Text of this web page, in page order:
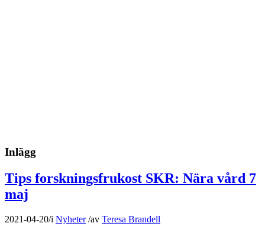
Inlägg
Tips forskningsfrukost SKR: Nära vård 7
maj
2021-04-20/i Nyheter /av Teresa Brandell